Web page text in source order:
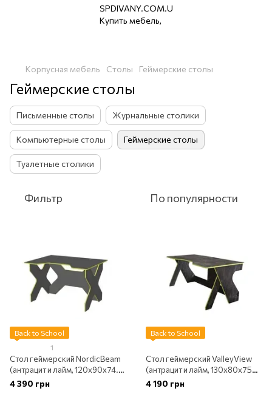
Корпусная мебель Столы Геймерские столы
Геймерские столы
Письменные столы Журнальные столики
Компьютерные столы Геймерские столы
Туалетные столики
Фильтр По популярности
Back to School
1
Стол геймерский NordicBeam
(антрацит и лайм, 120х90х74.5
см)
4 390 грн
Back to School
Стол геймерский ValleyView
(антрацит и лайм, 130х80х75
см)
4 190 грн